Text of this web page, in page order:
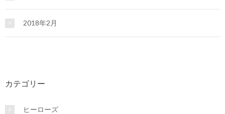
2018年2月
カテゴリー
ヒーローズ